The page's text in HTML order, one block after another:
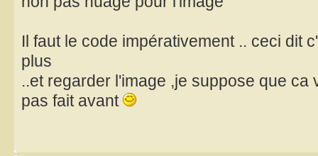
Il faut le code impérativement .. ceci dit
plus
..et regarder l'image ,je suppose que ca
pas fait avant